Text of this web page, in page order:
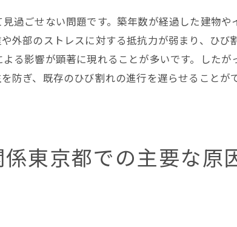
よる修繕の新たな可能性
予測モデルの開発
料の普及と展望
フラ点検の最新事例
技術協力の未来
都市計画の改革
過ごせない問題です。築年数が経過した建物
外部のストレスに対する抵抗力が弱まり、ひび
る影響が顕著に現れることが多いです。した
防ぎ、既存のひび割れの進行を遅らせることが
東京都での主要な原